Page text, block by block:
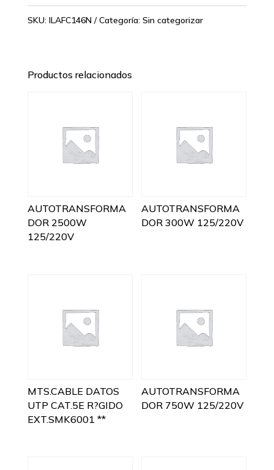
SKU: ILAFC146N Categoría: Sin categorizar
Productos relacionados
AUTOTRANSFORMA
DOR 2500W
125/220V
AUTOTRANSFORMA
DOR 300W 125/220V
MTS.CABLE DATOS
UTP CAT.5E R?GIDO
EXT.SMK6001 **
AUTOTRANSFORMA
DOR 750W 125/220V